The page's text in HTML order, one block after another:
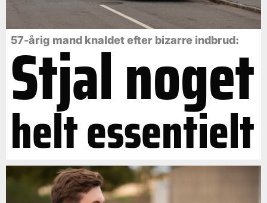
57-årig mand knaldet efter bizarre indbrud:
Stjal noget
helt essentielt